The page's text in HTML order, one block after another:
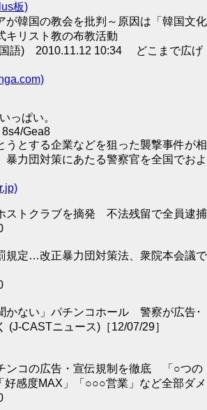
板)
が韓国の教会を批判～原因は「韓国文化
キリスト教の布教活動
語) 2010.11.12 10:34 どこまで広げ
っぱい。
Gea8
うとする企業などを狙った襲撃事件が相
暴力団対策にあたる警察官を全国でおよ
ストクラブを摘発 不法残留で全員逮捕
規定…改正暴力団対策法、衆院本会議で
かない」パチンコホール 警察が広告･
(J-CASTニュース)［12/07/29］
ンコの広告・宣伝規制を徹底 「○つの
感度MAX」「○○○営業」など全部ダメ